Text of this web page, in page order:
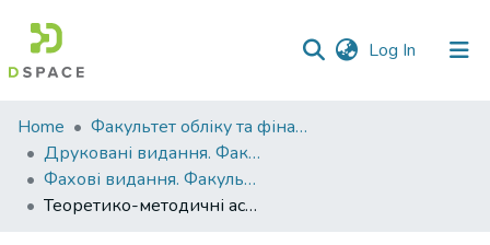
Log In (current)
Communities
&
Collections
All of DSpace
Home
Факультет обліку та фінансів
Друковані видання. Факультет обліку та фінансів
Фахові видання. Факультет обліку та фінансів
Теоретико-методичні аспекти формування стратегії інвестиційно-інноваційного розвитку аграрного виробництва та суб’єктів господарювання галузі